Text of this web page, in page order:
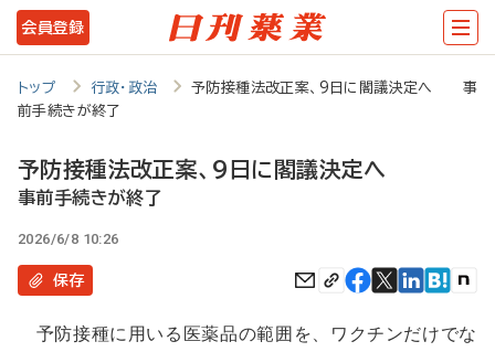
メ
イ
テ
ツ
に
会員登録
トップ 行政・政治
予防接種法改正案、9日に閣議決定へ 事
前手続きが終了
予防接種法改正案、9日に閣議決定へ
事前手続きが終了
2026/6/8 10:26
保存
予防接種に用いる医薬品の範囲を、ワクチンだけでな